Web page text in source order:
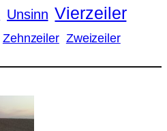
Unsinn Vierzeiler
Zehnzeiler Zweizeiler